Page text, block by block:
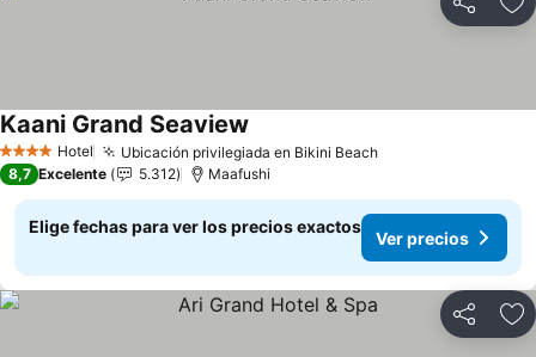
Compartir
4 EstrellasHotel Ubicación privilegiada en Bikini Beach
Kaani Grand Seaview
8,7 Excelente 5.312 Maafushi
Elige fechas para ver los precios exactos
Ver precios
Compartir